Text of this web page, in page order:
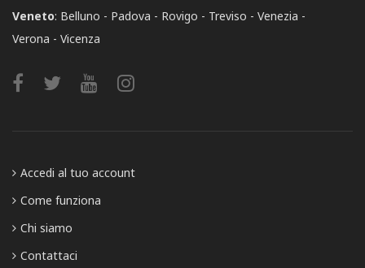
Veneto: Belluno Padova Rovigo Treviso
Venezia
Verona
Vicenza
Accedi al tuo account
Come funziona
Chi siamo
Contattaci